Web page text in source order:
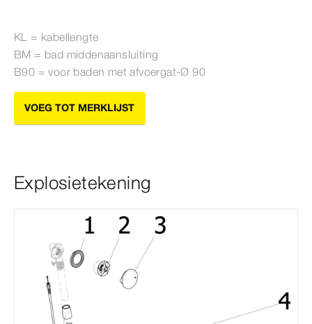
KL = kabellengte
BM = bad middenaansluiting
B90 = voor baden met afvoergat-Ø90
VOEG TOT MERKLIJST
Explosietekening